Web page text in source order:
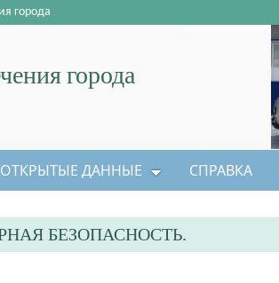
города
города
ОТКРЫТЫЕ ДАННЫЕ СПРАВКА
БЕЗОПАСНОСТЬ.